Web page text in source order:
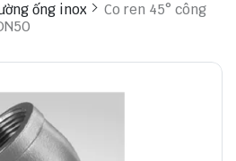
ống inox
Co ren 45° công